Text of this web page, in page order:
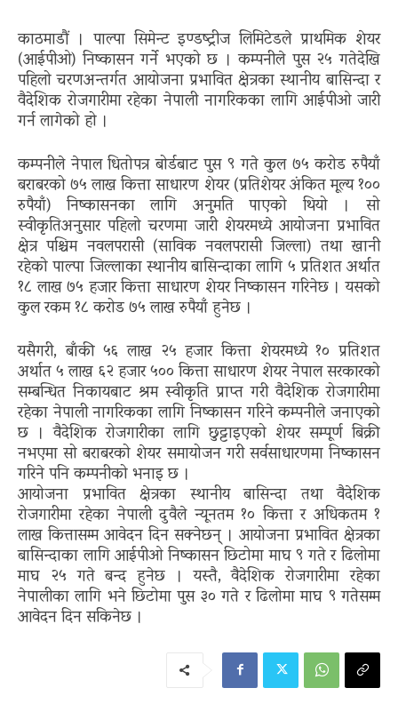
काठमाडौं । पाल्पा सिमेन्ट इण्डष्ट्रीज लिमिटेडले प्राथमिक शेयर
(आईपीओ) निष्कासन गर्ने भएको छ । कम्पनीले पुस २५ गतेदेखि
पहिलो चरणअन्तर्गत आयोजना प्रभावित क्षेत्रका स्थानीय बासिन्दा र
वैदेशिक रोजगारीमा रहेका नेपाली नागरिकका लागि आईपीओ जारी
गर्न लागेको हो ।
कम्पनीले नेपाल धितोपत्र बोर्डबाट पुस ९ गते कुल ७५ करोड रुपैयाँ
बराबरको ७५ लाख कित्ता साधारण शेयर (प्रतिशेयर अंकित मूल्य १००
रुपैयाँ) निष्कासनका लागि अनुमति पाएको थियो । सो
स्वीकृतिअनुसार पहिलो चरणमा जारी शेयरमध्ये आयोजना प्रभावित
क्षेत्र पश्चिम नवलपरासी (साविक नवलपरासी जिल्ला) तथा खानी
रहेको पाल्पा जिल्लाका स्थानीय बासिन्दाका लागि ५ प्रतिशत अर्थात
१८ लाख ७५ हजार कित्ता साधारण शेयर निष्कासन गरिनेछ । यसको
कुल रकम १८ करोड ७५ लाख रुपैयाँ हुनेछ ।
यसैगरी, बाँकी ५६ लाख २५ हजार कित्ता शेयरमध्ये १० प्रतिशत
अर्थात ५ लाख ६२ हजार ५०० कित्ता साधारण शेयर नेपाल सरकारको
सम्बन्धित निकायबाट श्रम स्वीकृति प्राप्त गरी वैदेशिक रोजगारीमा
रहेका नेपाली नागरिकका लागि निष्कासन गरिने कम्पनीले जनाएको
छ । वैदेशिक रोजगारीका लागि छुट्टाइएको शेयर सम्पूर्ण बिक्री
नभएमा सो बराबरको शेयर समायोजन गरी सर्वसाधारणमा निष्कासन
गरिने पनि कम्पनीको भनाइ छ ।
आयोजना प्रभावित क्षेत्रका स्थानीय बासिन्दा तथा वैदेशिक
रोजगारीमा रहेका नेपाली दुवैले न्यूनतम १० कित्ता र अधिकतम १
लाख कित्तासम्म आवेदन दिन सक्नेछन् । आयोजना प्रभावित क्षेत्रका
बासिन्दाका लागि आईपीओ निष्कासन छिटोमा माघ ९ गते र ढिलोमा
माघ २५ गते बन्द हुनेछ । यस्तै, वैदेशिक रोजगारीमा रहेका
नेपालीका लागि भने छिटोमा पुस ३० गते र ढिलोमा माघ ९ गतेसम्म
आवेदन दिन सकिनेछ ।